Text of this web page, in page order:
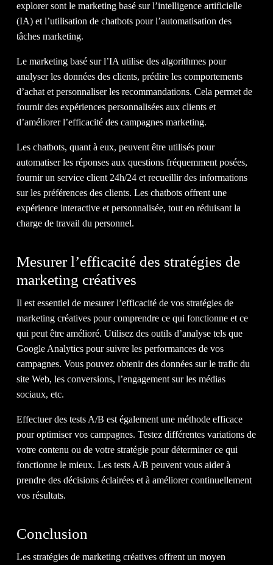
explorer sont le marketing basé sur l’intelligence artificielle
(IA) et l’utilisation de chatbots pour l’automatisation des
tâches marketing.
Le marketing basé sur l’IA utilise des algorithmes pour
analyser les données des clients, prédire les comportements
d’achat et personnaliser les recommandations. Cela permet de
fournir des expériences personnalisées aux clients et
d’améliorer l’efficacité des campagnes marketing.
Les chatbots, quant à eux, peuvent être utilisés pour
automatiser les réponses aux questions fréquemment posées,
fournir un service client 24h/24 et recueillir des informations
sur les préférences des clients. Les chatbots offrent une
expérience interactive et personnalisée, tout en réduisant la
charge de travail du personnel.
Mesurer l’efficacité des stratégies de
marketing créatives
Il est essentiel de mesurer l’efficacité de vos stratégies de
marketing créatives pour comprendre ce qui fonctionne et ce
qui peut être amélioré. Utilisez des outils d’analyse tels que
Google Analytics pour suivre les performances de vos
campagnes. Vous pouvez obtenir des données sur le trafic du
site Web, les conversions, l’engagement sur les médias
sociaux, etc.
Effectuer des tests A/B est également une méthode efficace
pour optimiser vos campagnes. Testez différentes variations de
votre contenu ou de votre stratégie pour déterminer ce qui
fonctionne le mieux. Les tests A/B peuvent vous aider à
prendre des décisions éclairées et à améliorer continuellement
vos résultats.
Conclusion
Les stratégies de marketing créatives offrent un moyen